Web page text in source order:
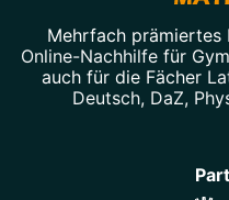
Mehrfach prämiertes
Online-Nachhilfe für
auch für die Fächer
Deutsch, DaZ,